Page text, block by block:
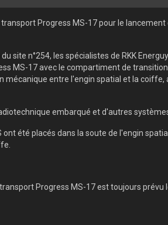
Progress MS-17 pour le
site n°254, les spécialistes de RKK
MS-17 avec le compartiment de
entre l'engin spatial et la
embarqué et d'autres
été placés dans la soute de l'engin
Progress MS-17 est toujours